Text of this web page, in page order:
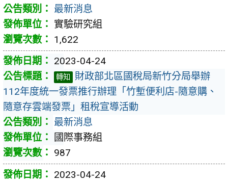
最新消息
實驗研究組
1,622
2023-04-24
轉知
財政部北區國稅局新竹分局舉辦
112年度統一發票推行辦理「竹塹便利店-隨意購、
隨意存雲端發票」租稅宣導活動
最新消息
國際事務組
987
2023-04-24